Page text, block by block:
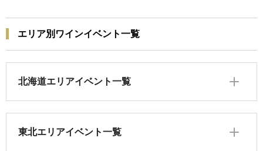
エリア別ワインイベント一覧
北海道エリアイベント一覧
東北エリアイベント一覧